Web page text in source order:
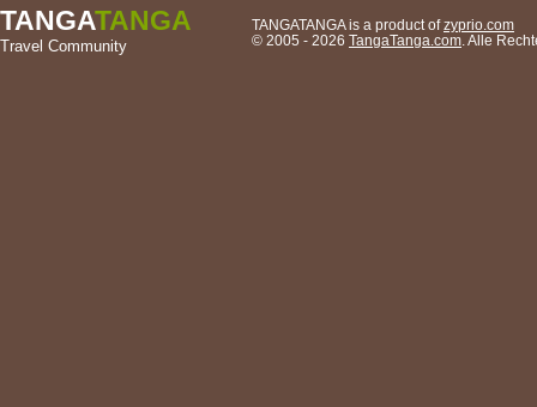
TANGATANGA
Travel Community
TANGATANGA is a product ofzyprio.com
© 2005 - 2026 TangaTanga.com . Alle